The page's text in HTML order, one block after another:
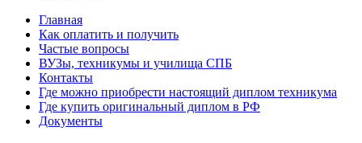
Главная
Как оплатить и получить
Частые вопросы
ВУЗы, техникумы и училища СПБ
Контакты
Где можно приобрести настоящий диплом техникума
Где купить оригинальный диплом в РФ
Документы